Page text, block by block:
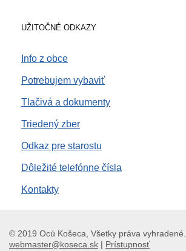
UŽITOČNÉ ODKAZY
Info z obce
Potrebujem vybaviť
Tlačivá a dokumenty
Triedený zber
Odkaz pre starostu
Dôležité telefónne čísla
Kontakty
© 2019 Ocú Košeca, Všetky práva vyhradené.
webmaster@koseca.sk | Prístupnosť